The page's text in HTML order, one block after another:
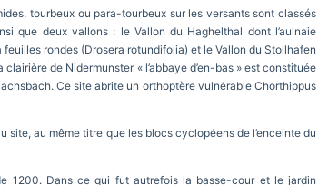
tourbeux ou para-tourbeux sur les versants sont classés
que deux vallons : le Vallon du Haghelthal dont l’aulnaie
rondes (Drosera rotundifolia) et le Vallon du Stollhafen
de Nidermunster « l’abbaye d’en-bas » est constituée
Ce site abrite un orthoptère vulnérable Chorthippus
au même titre que les blocs cyclopéens de l’enceinte du
1200. Dans ce qui fut autrefois la basse-cour et le jardin